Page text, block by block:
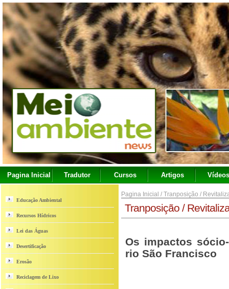
Pagina Inicial Tradutor Cursos Artigos Vídeos
Educação Ambiental
Recursos Hídricos
Lei das Águas
Desertificação
Erosão
Reciclagem de Lixo
Pagina Inicial / Tranposição /
Tranposição /
Os impactos
rio São Francisco